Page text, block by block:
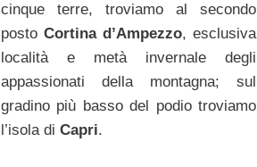
cinque terre, troviamo al secondo
posto Cortina d’Ampezzo, esclusiva
località e metà invernale degli
appassionati della montagna; sul
gradino più basso del podio troviamo
l’isola di Capri.